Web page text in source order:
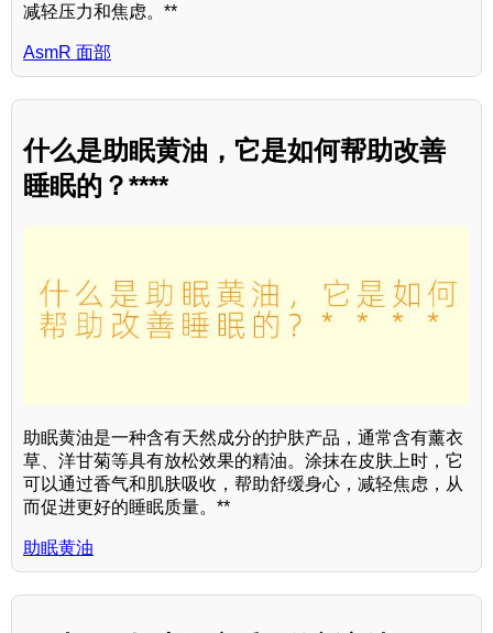
减轻压力和焦虑。**
AsmR 面部
什么是助眠黄油，它是如何帮助改善
睡眠的？****
助眠黄油是一种含有天然成分的护肤产品，通常含有薰衣
草、洋甘菊等具有放松效果的精油。涂抹在皮肤上时，它
可以通过香气和肌肤吸收，帮助舒缓身心，减轻焦虑，从
而促进更好的睡眠质量。**
助眠黄油